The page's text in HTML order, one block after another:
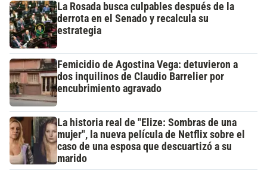
La Rosada busca culpables después de la
derrota en el Senado y recalcula su
estrategia
Femicidio de Agostina Vega: detuvieron a
dos inquilinos de Claudio Barrelier por
encubrimiento agravado
La historia real de "Elize: Sombras de una
mujer", la nueva película de Netflix sobre el
caso de una esposa que descuartizó a su
marido